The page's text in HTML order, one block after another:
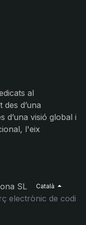
al
d’una
d’una visió global i
l'eix
SL Català
electrònic de codi